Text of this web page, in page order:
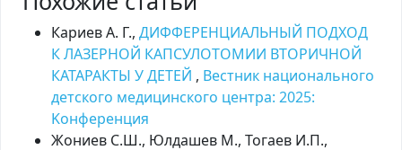
Кариев А. Г., ДИФФЕРЕНЦИАЛЬНЫЙ ПОДХОД
К ЛАЗЕРНОЙ КАПСУЛОТОМИИ ВТОРИЧНОЙ
КАТАРАКТЫ У ДЕТЕЙ , Вестник национального
детского медицинского центра: 2025:
Kонференция
Жониев С.Ш., Юлдашев М., Тогаев И.П.,